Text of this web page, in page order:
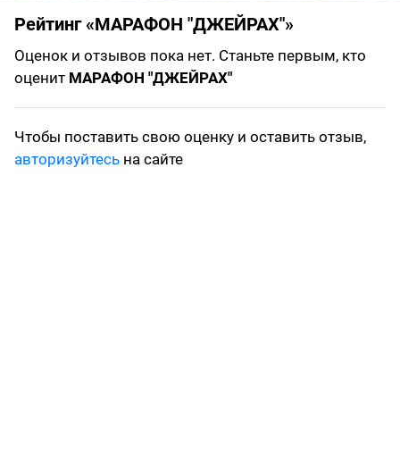
Рейтинг «МАРАФОН "ДЖЕЙРАХ"»
Оценок и отзывов пока нет. Станьте первым, кто
оценит МАРАФОН "ДЖЕЙРАХ"
Чтобы поставить свою оценку и оставить отзыв,
авторизуйтесь на сайте